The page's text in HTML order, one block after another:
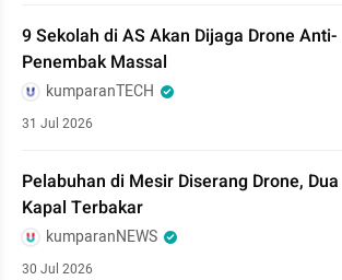
9 Sekolah di AS Akan Dijaga Drone Anti-
Penembak Massal
kumparanTECH
31 Jul 2026
Pelabuhan di Mesir Diserang Drone, Dua
Kapal Terbakar
kumparanNEWS
30 Jul 2026